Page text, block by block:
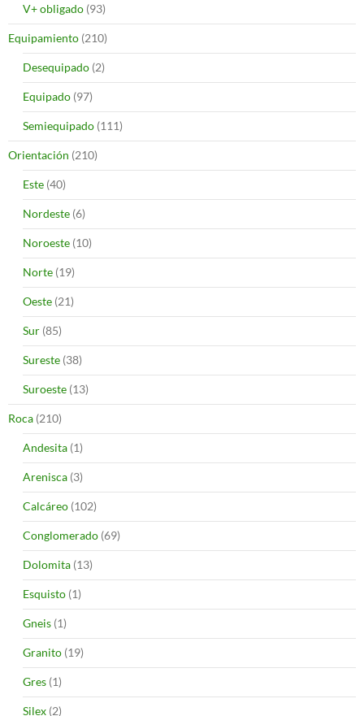
V+ obligado (93)
Equipamiento (210)
Desequipado (2)
Equipado (97)
Semiequipado (111)
Orientación (210)
Este (40)
Nordeste (6)
Noroeste (10)
Norte (19)
Oeste (21)
Sur (85)
Sureste (38)
Suroeste (13)
Roca (210)
Andesita (1)
Arenisca (3)
Calcáreo (102)
Conglomerado (69)
Dolomita (13)
Esquisto (1)
Gneis (1)
Granito (19)
Gres (1)
Silex (2)